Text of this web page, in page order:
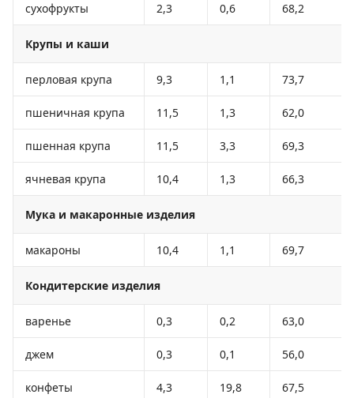
сухофрукты 2,3 0,6 68,2
Крупы и каши
перловая крупа 9,3 1,1 73,7
пшеничная крупа 11,5 1,3 62,0
пшенная крупа 11,5 3,3 69,3
ячневая крупа 10,4 1,3 66,3
Мука и макаронные изделия
макароны 10,4 1,1 69,7
Кондитерские изделия
варенье 0,3 0,2 63,0
джем 0,3 0,1 56,0
конфеты 4,3 19,8 67,5